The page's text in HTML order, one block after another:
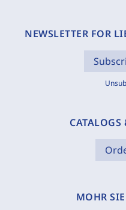
NEWSLETTER FOR
CATALOGS
MOHR